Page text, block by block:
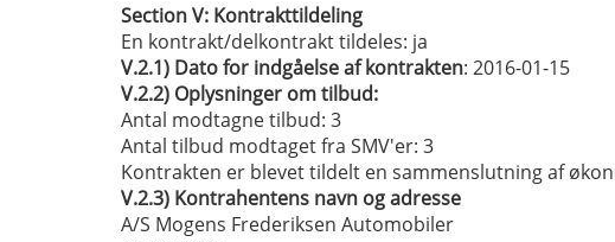
SectionV: Kontrakttildeling
En kontrakt/delkontrakt tildeles: ja
V.2.1) Dato for indgåelse af kontrakten: 2016-01-15
V.2.2) Oplysninger om tilbud:
Antal modtagne tilbud: 3
Antal tilbud modtaget fra SMV'er: 3
Kontrakten er blevet tildelt en sammenslutning af
V.2.3) Kontrahentens navn og adresse
A/S Mogens Frederiksen Automobiler